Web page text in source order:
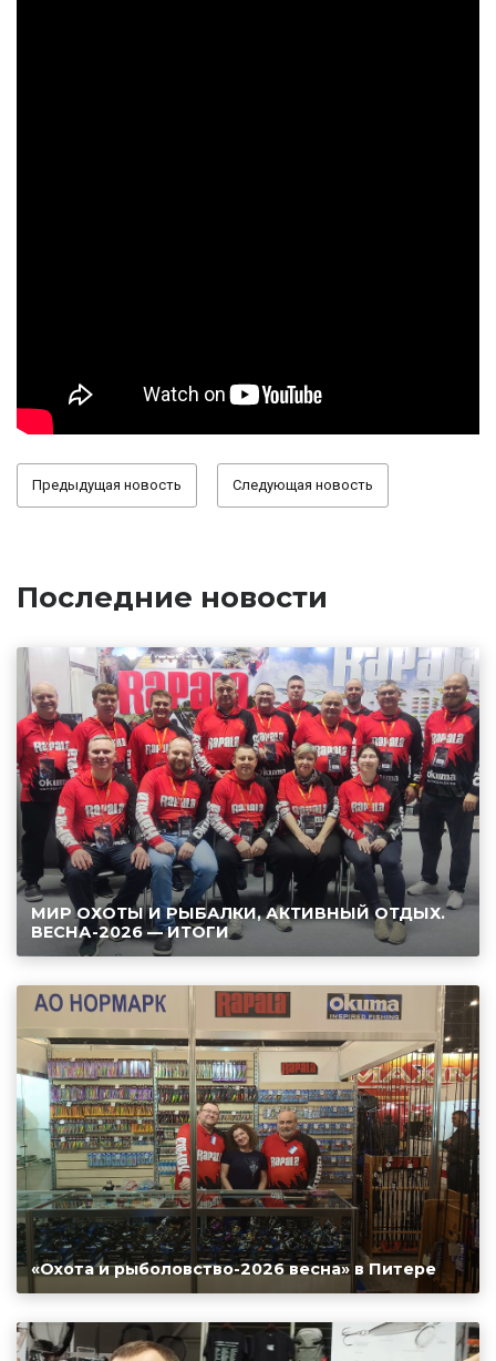
Предыдущая новость Следующая новость
Последние новости
МИР ОХОТЫ И РЫБАЛКИ, АКТИВНЫЙ ОТДЫХ.
ВЕСНА-2026 — ИТОГИ
«Охота и рыболовство-2026 весна» в Питере